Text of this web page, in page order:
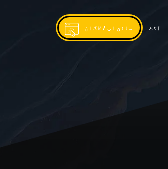
آڈٹ سائن اپ / لاگ ان